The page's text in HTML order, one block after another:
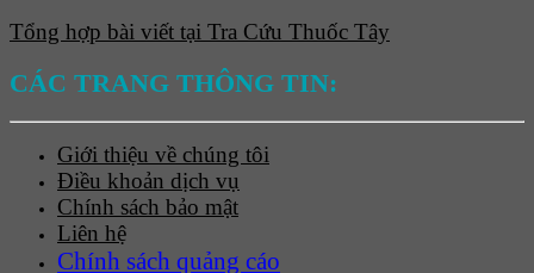
Tổng hợp bài viết tại Tra Cứu Thuốc Tây
CÁC TRANG THÔNG TIN:
Giới thiệu về chúng tôi
Điều khoản dịch vụ
Chính sách bảo mật
Liên hệ
Chính sách quảng cáo